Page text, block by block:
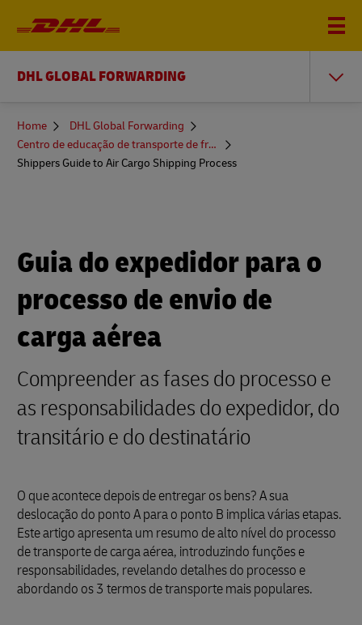
DHL GLOBAL FORWARDING
You
here
Home
DHL Global Forwarding
Centro de educação de transporte de frete
Shippers Guide to Air Cargo Shipping Process
Guia do expedidor para o
processo de envio de
carga aérea
Compreender as fases do processo e
as responsabilidades do expedidor, do
transitário e do destinatário
O que acontece depois de entregar os bens? A sua
deslocação do ponto A para o ponto B implica várias etapas.
Este artigo apresenta um resumo de alto nível do processo
de transporte de carga aérea, introduzindo funções e
responsabilidades, revelando detalhes do processo e
abordando os 3 termos de transporte mais populares.